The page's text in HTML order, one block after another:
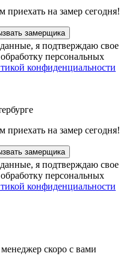
на замер сегодня!
замерщика
я подтверждаю свое
персональных
конфиденциальности
приехать на замер сегодня!
замерщика
я подтверждаю свое
персональных
конфиденциальности
скоро с вами